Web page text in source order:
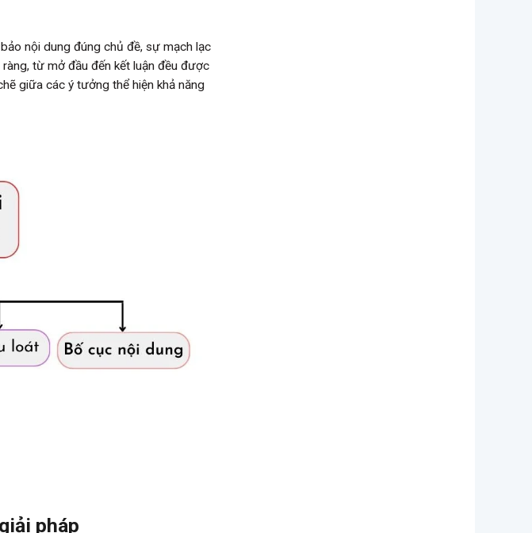
nội dung đúng chủ đề, sự mạch lạc
từ mở đầu đến kết luận đều được
giữa các ý tưởng thể hiện khả năng
pháp